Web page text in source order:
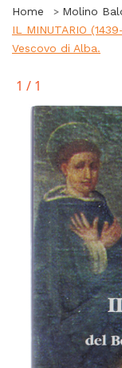
Home
Molino
IL MINUTARIO
Vescovo di Alba.
1 / 1